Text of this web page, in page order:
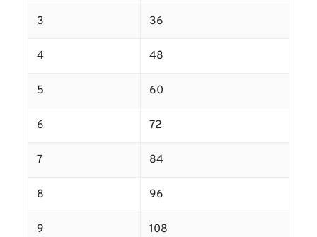
3 36
4 48
5 60
6 72
7 84
8 96
9 108